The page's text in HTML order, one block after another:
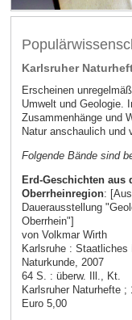
Karlsruher
Erscheinen
Umwelt und Geologie.
Zusammenhänge und
Natur anschaulich und
Folgende Bände sind
Erd-Geschichten aus
Oberrheinregion:
Dauerausstellung
Oberrhein"]
von Volkmar Wirth
Karlsruhe : Staatliches
Naturkunde, 2007
64 S. : überw. Ill., Kt.
Karlsruher Naturhefte ;
Euro 5,00